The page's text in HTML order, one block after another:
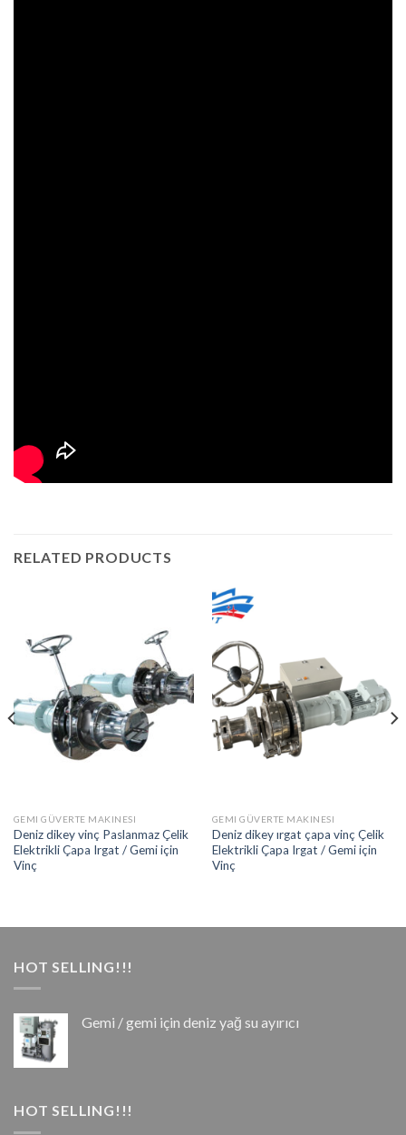
RELATED PRODUCTS
GEMI GÜVERTE MAKINESI
Deniz dikey vinç Paslanmaz Çelik
Elektrikli Çapa Irgat / Gemi için
Vinç
GEMI GÜVERTE MAKINESI
Deniz dikey ırgat çapa vinç Çelik
Elektrikli Çapa Irgat / Gemi için
Vinç
HOT SELLING!!!
Gemi / gemi için deniz yağ su ayırıcı
HOT SELLING!!!